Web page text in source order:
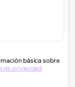
básica sobre
de privacidad